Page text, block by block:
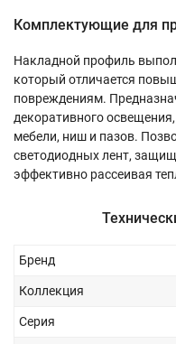
Комплектующие для
Накладной профиль
который отличается
повреждениям.
декоративного
мебели, ниш и пазов.
светодиодных лент,
эффективно рассеивая
Бренд
Коллекция
Серия